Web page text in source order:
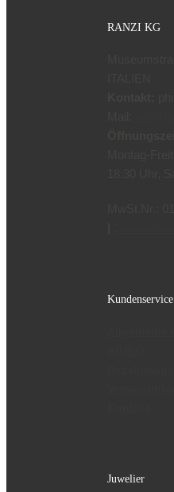
RANZI KG
Kundenservice
Juwelier